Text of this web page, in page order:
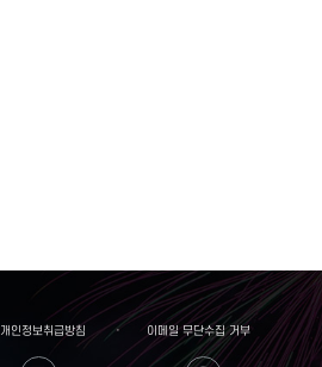
개인정보취급방침 이메일 무단수집 거부